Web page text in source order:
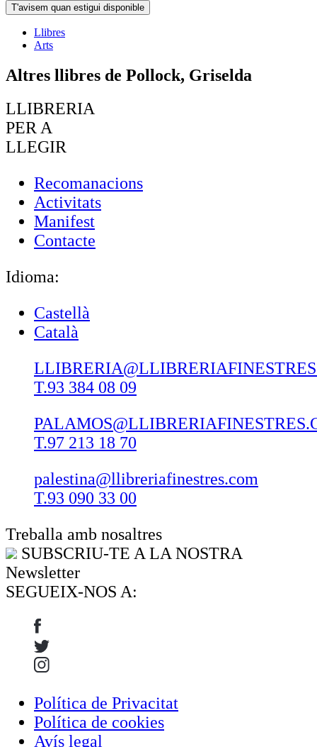
T'avisem quan estigui disponible
Llibres
Arts
Altres llibres de Pollock, Griselda
LLIBRERIA
PER A
LLEGIR
Recomanacions
Activitats
Manifest
Contacte
Idioma:
Castellà
Català
T.93 384 08 09
T.97 213 18 70
palestina@llibreriafinestres.com
T.93 090 33 00
Treballa amb nosaltres
SUBSCRIU-TE A LA NOSTRA
Newsletter
SEGUEIX-NOS A:
Política de Privacitat
Política de cookies
Avís legal